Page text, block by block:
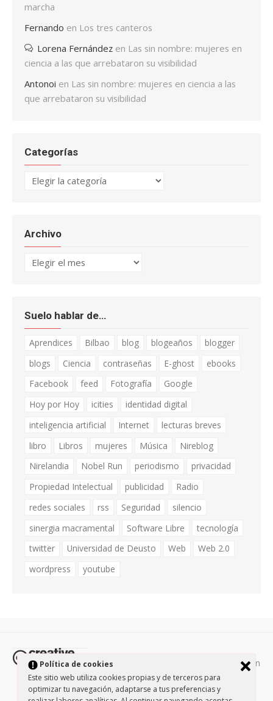
Política de cookies
Este sitio web utiliza cookies propias y de terceros para
optimizar tu navegación, adaptarse a tus preferencias y
marcha
Fernando en Los tres canteros
Lorena Fernández en Las sin nombre: mujeres en
ciencia a las que arrebataron su visibilidad
Antonoi en Las sin nombre: mujeres en ciencia a las
que arrebataron su visibilidad
Categorías
Categorías
Archivo
Archivo
Suelo hablar de…
Aprendices Bilbao blog blogeaños
blogger
blogs
Ciencia contraseñas E-ghost
ebooks
Facebook
feed Fotografía
Google
Hoy por Hoy
icities
identidad digital
inteligencia artificial
Internet
lecturas breves
libro
Libros mujeres Música
Nireblog
Nirelandia
Nobel Run periodismo
privacidad
Propiedad Intelectual
publicidad
Radio
redes sociales
rss Seguridad
silencio
sinergia macramental
Software Libre
tecnología
twitter
Universidad de Deusto Web
Web 2.0
wordpress
youtube
Todos los contenidos de esta página están
protegidos por la licencia Creative Commons Attribution-
NonCommercial-ShareAlike 3.0. / Política de privacidad